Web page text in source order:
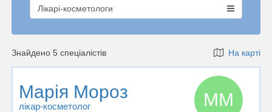
Лікарі-косметологи
Знайдено 5 спеціалістів На карті
Марія Мороз
лікар-косметолог ММ